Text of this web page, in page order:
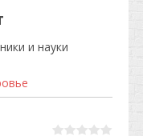
и науки